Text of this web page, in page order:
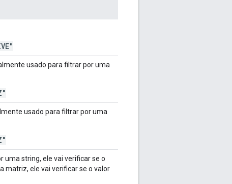
usado para filtrar por uma
usado para filtrar por uma
uma string, ele vai verificar se o
matriz, ele vai verificar se o valor